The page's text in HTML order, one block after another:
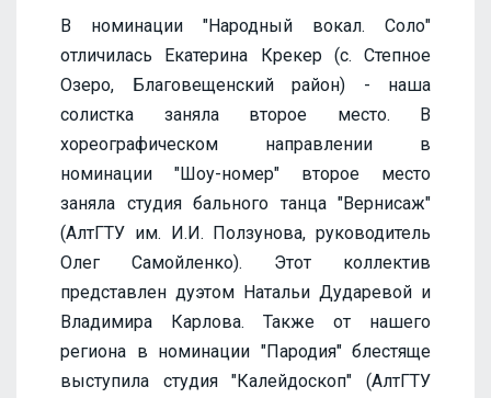
В номинации "Народный вокал. Соло"
отличилась Екатерина Крекер (с. Степное
Озеро, Благовещенский район) - наша
солистка заняла второе место. В
хореографическом направлении в
номинации "Шоу-номер" второе место
заняла студия бального танца "Вернисаж"
(АлтГТУ им. И.И. Ползунова, руководитель
Олег Самойленко). Этот коллектив
представлен дуэтом Натальи Дударевой и
Владимира Карлова. Также от нашего
региона в номинации "Пародия" блестяще
выступила студия "Калейдоскоп" (АлтГТУ